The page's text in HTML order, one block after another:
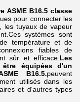
ASME B16.5 classe
pour connecter les
les tuyaux de vapeur
systèmes sont
température et de
fiables de
sûr et efficace.Les
équipées d'un
B16.5.peuvent
utilisés dans les
et d'autres types